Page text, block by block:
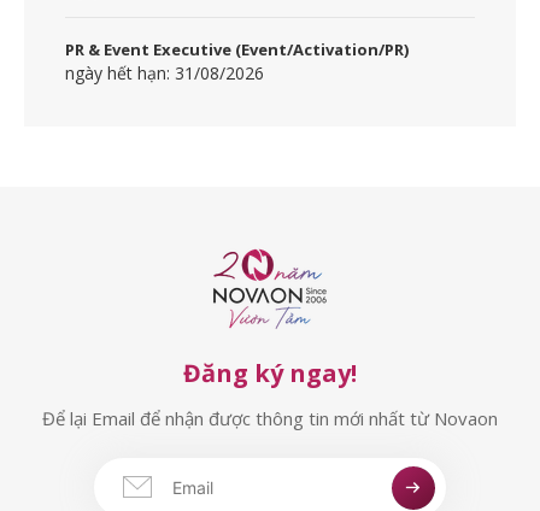
PR & Event Executive (Event/Activation/PR)
ngày hết hạn: 31/08/2026
Đăng ký ngay!
Để lại Email để nhận được thông tin mới nhất từ Novaon